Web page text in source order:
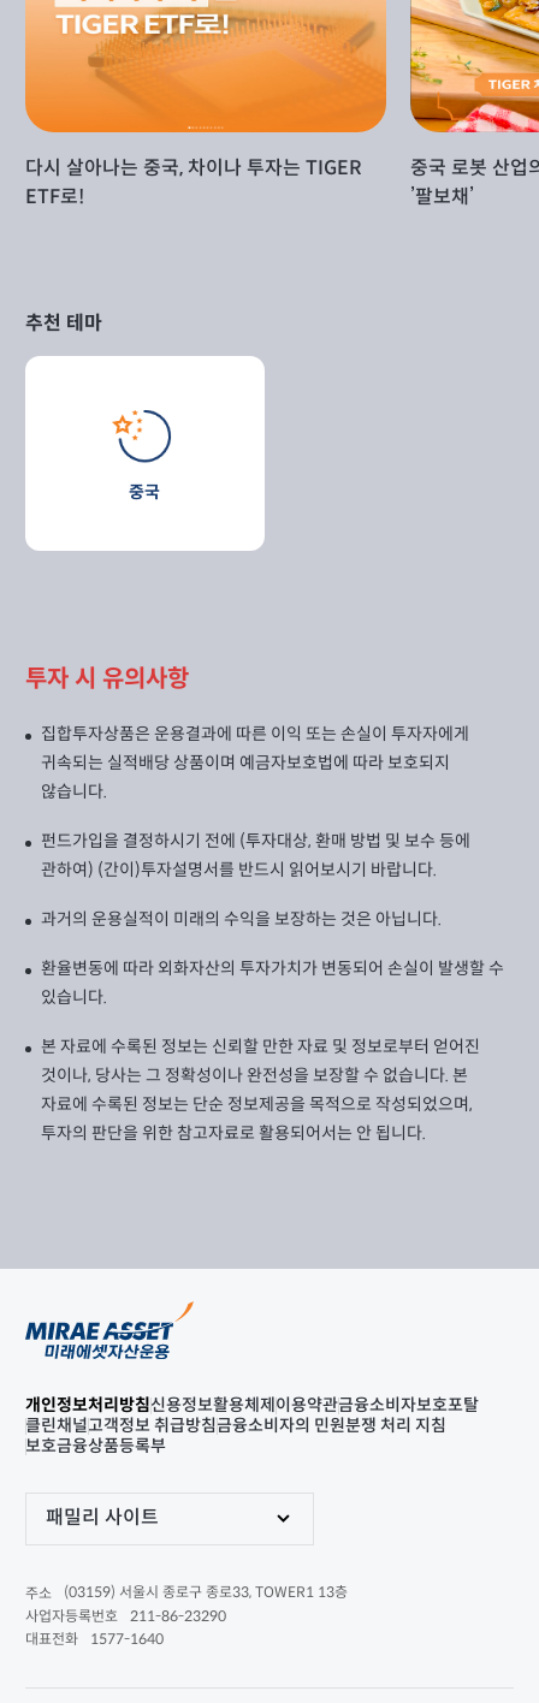
다시 살아나는 중국, 차이나 투자는 TIGER
ETF로!
중국 로봇 산업
’팔보채’
추천 테마
중국
투자 시 유의사항
집합투자상품은 운용결과에 따른 이익 또는 손실이 투자자에게
귀속되는 실적배당 상품이며 예금자보호법에 따라 보호되지
않습니다.
펀드가입을 결정하시기 전에 (투자대상, 환매 방법 및 보수 등에
관하여) (간이)투자설명서를 반드시 읽어보시기 바랍니다.
과거의 운용실적이 미래의 수익을 보장하는 것은 아닙니다.
환율변동에 따라 외화자산의 투자가치가 변동되어 손실이 발생할 수
있습니다.
본 자료에 수록된 정보는 신뢰할 만한 자료 및 정보로부터 얻어진
것이나, 당사는 그 정확성이나 완전성을 보장할 수 없습니다. 본
자료에 수록된 정보는 단순 정보제공을 목적으로 작성되었으며,
투자의 판단을 위한 참고자료로 활용되어서는 안 됩니다.
개인정보처리방침신용정보활용체제 이용약관금융소비자보호포탈
클린채널고객정보 취급방침금융소비자의 민원분쟁 처리 지침
보호금융상품등록부
패밀리 사이트
주소
(03159) 서울시 종로구 종로33, TOWER1 13층
사업자등록번호
211-86-23290
대표전화
1577-1640